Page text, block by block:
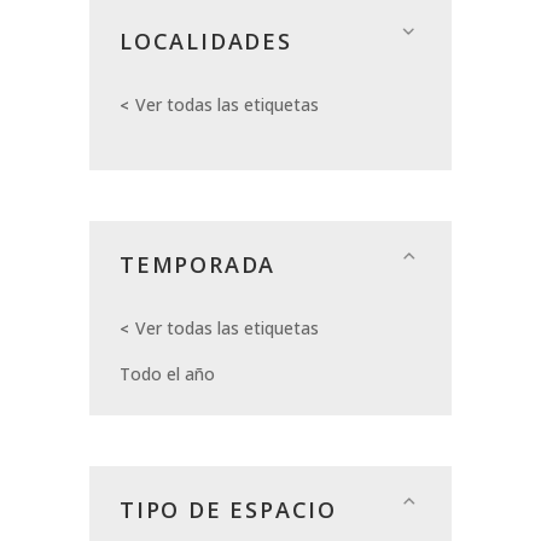
LOCALIDADES
Ver todas las etiquetas
TEMPORADA
Ver todas las etiquetas
Todo el año
TIPO DE ESPACIO